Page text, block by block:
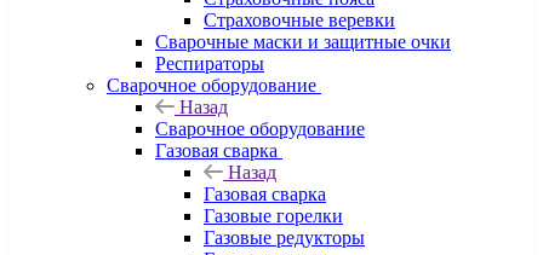
Страховочные веревки
Сварочные маски и защитные очки
Респираторы
Сварочное оборудование
Назад
Сварочное оборудование
Газовая сварка
Назад
Газовая сварка
Газовые горелки
Газовые редукторы